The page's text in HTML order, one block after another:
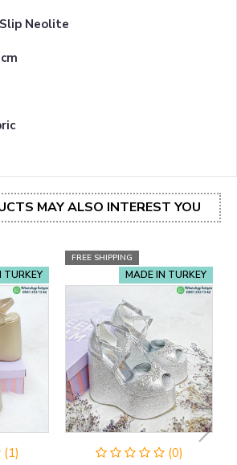
Neolite
MAY ALSO INTEREST YOU
TURKEY
(1)
FREE SHIPPING
MADE IN TURKEY
(0)